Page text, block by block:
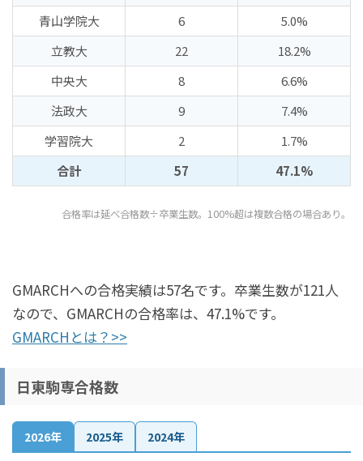
青山学院大
6
5.0%
立教大
22
18.2%
中央大
8
6.6%
法政大
9
7.4%
学習院大
2
1.7%
合計
57 47.1%
合格率は延べ合格数÷卒業生数。100%超は複数合格の場合あり。
GMARCHへの合格実績は57名です。卒業生数が121人
なので、GMARCHの合格率は、47.1%です。
GMARCHとは？>>
日東駒専合格数
2026年 2025年 2024年